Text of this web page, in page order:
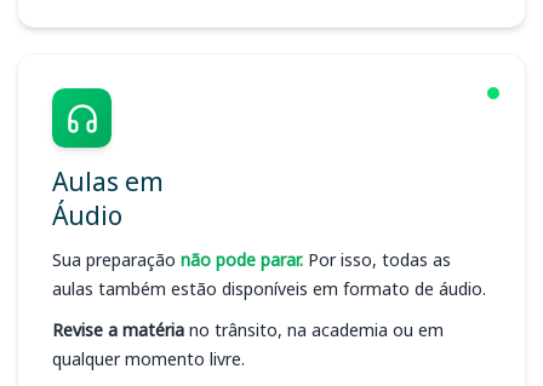
Aulas em
Áudio
Sua preparação não pode parar. Por isso, todas as
aulas também estão disponíveis em formato de áudio.
Revise a matéria no trânsito, na academia ou em
qualquer momento livre.